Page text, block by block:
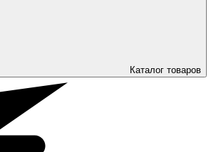
Каталог товаров